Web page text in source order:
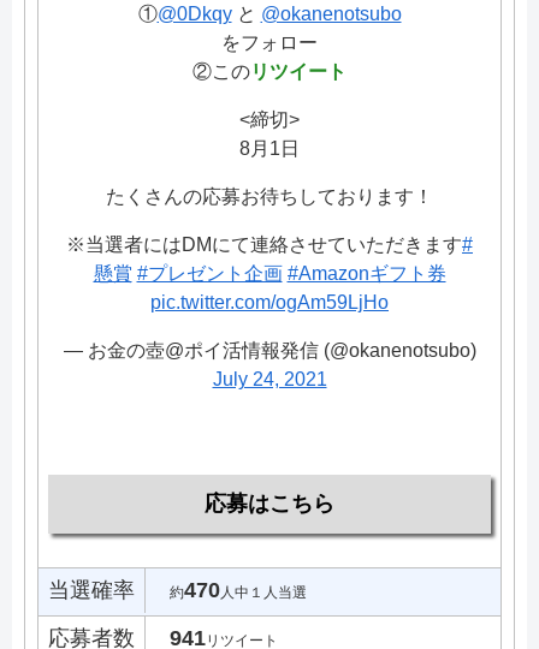
①@0Dkqyと @okanenotsubo
をフォロー
②このリツイート
<締切>
8月1日
たくさんの応募お待ちしております！
※当選者にはDMにて連絡させていただきます#
懸賞 #プレゼント企画 #Amazonギフト券
pic.twitter.com/ogAm59LjHo
— お金の壺@ポイ活情報発信 (@okanenotsubo)
July 24, 2021
応募はこちら
当選確率 約470人中１人当選
応募者数 941リツイート